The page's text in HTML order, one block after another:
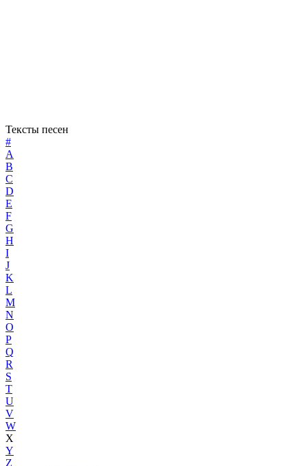
Тексты песен
#
A
B
C
D
E
F
G
H
I
J
K
L
M
N
O
P
Q
R
S
T
U
V
W
X
Y
Z